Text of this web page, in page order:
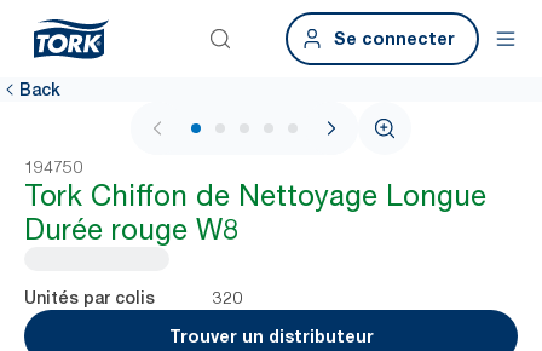
Se connecter
Back
1 / 5
194750
Tork Chiffon de Nettoyage Longue
Durée rouge W8
Unités par colis
320
Trouver un distributeur